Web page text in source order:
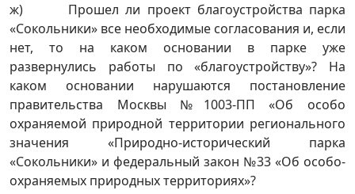
ж) Прошел ли проект благоустройства парка
«Сокольники» все необходимые согласования и, если
нет, то на каком основании в парке уже
развернулись работы по «благоустройству»? На
каком основании нарушаются постановление
правительства Москвы №1003-ПП «Об особо
охраняемой природной территории регионального
значения «Природно-исторический парка
«Сокольники» и федеральный закон №33 «Об особо-
охраняемых природных территориях»?